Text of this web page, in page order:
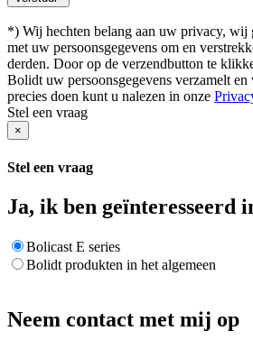
*) Wij hechten belang aan uw privacy, wij
met uw persoonsgegevens om en
derden. Door op de verzendbutton te
Bolidt uw persoonsgegevens verzamelt
precies doen kunt u nalezen in onze
Stel een vraag
×
Stel een vraag
Ja, ik ben geïnteresseerd
Bolicast E series
Bolidt produkten in het algemeen
Neem contact met mij op